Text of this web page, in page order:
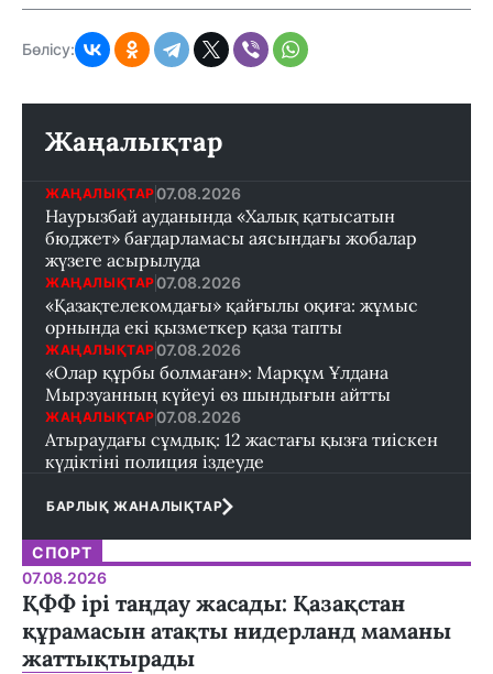
Бөлісу:
Жаңалықтар
ЖАҢАЛЫҚТАР 07.08.2026
Наурызбай ауданында «Халық қатысатын
бюджет» бағдарламасы аясындағы жобалар
жүзеге асырылуда
ЖАҢАЛЫҚТАР 07.08.2026
«Қазақтелекомдағы» қайғылы оқиға: жұмыс
орнында екі қызметкер қаза тапты
ЖАҢАЛЫҚТАР 07.08.2026
«Олар құрбы болмаған»: Марқұм Ұлдана
Мырзуанның күйеуі өз шындығын айтты
ЖАҢАЛЫҚТАР 07.08.2026
Атыраудағы сұмдық: 12 жастағы қызға тиіскен
күдіктіні полиция іздеуде
БАРЛЫҚ ЖАНАЛЫҚТАР
СПОРТ
07.08.2026
ҚФФ ірі таңдау жасады: Қазақстан
құрамасын атақты нидерланд маманы
жаттықтырады